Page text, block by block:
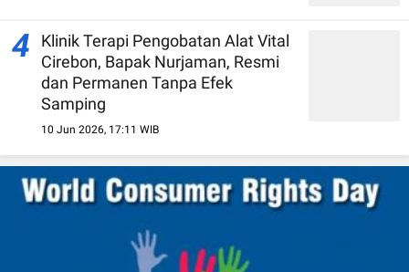
4
Klinik Terapi Pengobatan Alat Vital
Cirebon, Bapak Nurjaman, Resmi
dan Permanen Tanpa Efek
Samping
10 Jun 2026, 17:11 WIB